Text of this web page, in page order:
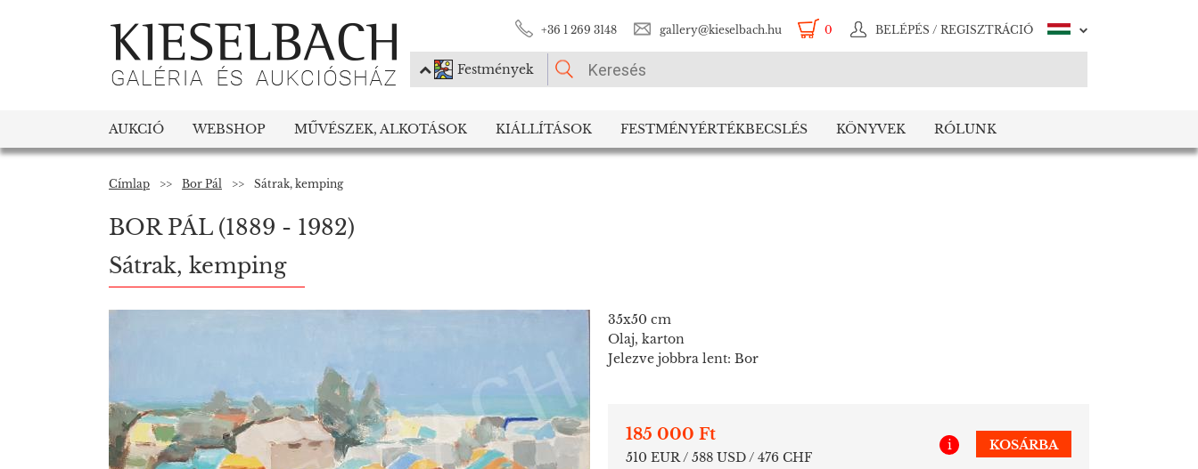
+36 1 269 3148 gallery@kieselbach.hu 0 BELÉPÉS / REGISZTRÁCIÓ
Festmények
Festmények
AUKCIÓ WEBSHOP MŰVÉSZEK, ALKOTÁSOK KIÁLLÍTÁSOK FESTMÉNYÉRTÉKBECSLÉS KÖNYVEK RÓLUNK
Címlap >> Bor Pál >> Sátrak, kemping
BOR PÁL (1889 - 1982)
Sátrak, kemping
35x50 cm
Olaj, karton
Jelezve jobbra lent: Bor
185 000 Ft
510 EUR / 588 USD / 476 CHF
i KOSÁRBA